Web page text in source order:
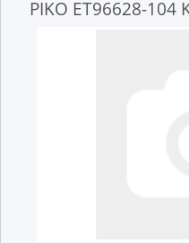
PIKO ET96628-